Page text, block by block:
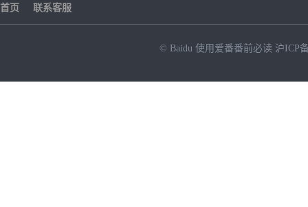
首页 联系客服
© Baidu 使用爱番番前必读 沪ICP